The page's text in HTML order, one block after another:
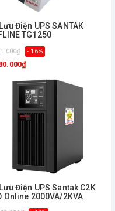
Điện UPS SANTAK
TG1250
- 16%
Điện UPS Santak C2K
Online 2000VA/2KVA